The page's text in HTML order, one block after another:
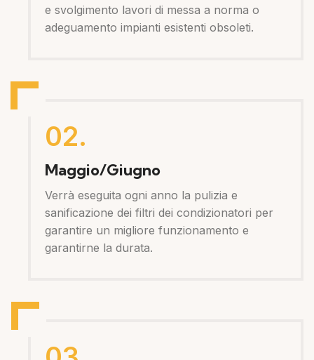
e svolgimento lavori di messa a norma o
adeguamento impianti esistenti obsoleti.
02.
Maggio/Giugno
Verrà eseguita ogni anno la pulizia e
sanificazione dei filtri dei condizionatori per
garantire un migliore funzionamento e
garantirne la durata.